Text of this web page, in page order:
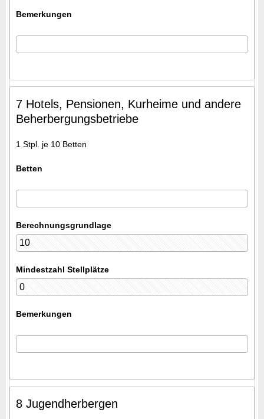
Bemerkungen
7 Hotels, Pensionen, Kurheime und andere
Beherbergungsbetriebe
1 Stpl. je 10 Betten
Betten
Berechnungsgrundlage
Mindestzahl Stellplätze
Bemerkungen
8 Jugendherbergen